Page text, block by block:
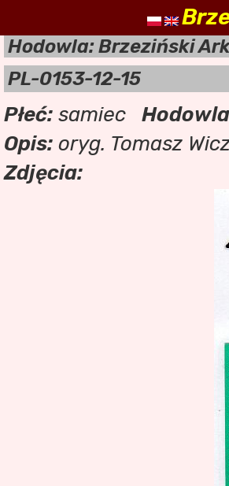
Hodowla: Brzeziński
PL-0153-12-15
Płeć: samiec
Opis: oryg. Tomasz
Zdjęcia: